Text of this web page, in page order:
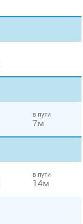
в пути
7м
в пути
14м